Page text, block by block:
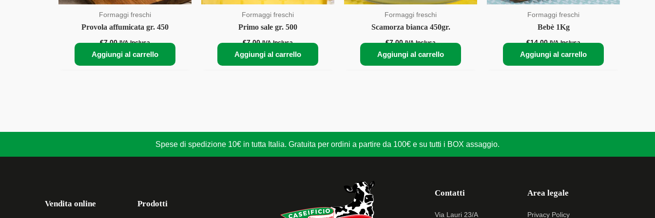
Formaggi freschi
Provola affumicata gr. 450
€7,00 IVA Inclusa
Aggiungi al carrello
Formaggi freschi
Primo sale gr. 500
€7,00 IVA Inclusa
Aggiungi al carrello
Formaggi freschi
Scamorza bianca 450gr.
€7,00 IVA Inclusa
Aggiungi al carrello
Formaggi freschi
Bebè 1Kg
€14,00 IVA Inclusa
Aggiungi al carrello
Spese di spedizione 10€ in tutta Italia. Gratuita per ordini a partire da 100€ e su tutti i BOX assaggio.
Vendita online Prodotti
Contatti
Via Lauri 23/A
Area legale
Privacy Policy